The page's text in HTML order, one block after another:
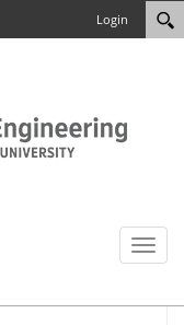
Login
Toggle